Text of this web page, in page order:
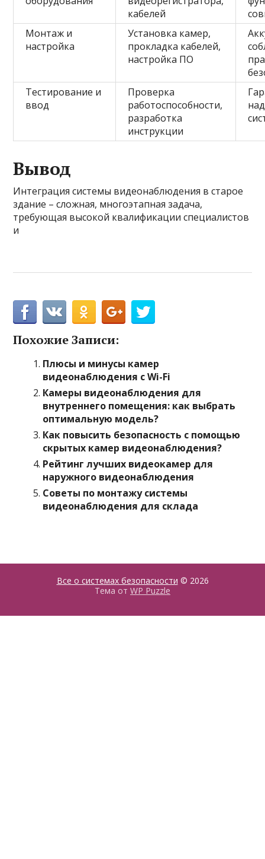
кабелей
Монтаж и
настройка
Установка камер,
прокладка кабелей,
настройка ПО
Тестирование и
ввод
Проверка
работоспособности,
разработка
инструкции
Вывод
Интеграция системы видеонаблюдения в старое
здание – сложная, многоэтапная задача,
требующая высокой квалификации специалистов
и
Похожие Записи:
Плюсы и минусы камер
видеонаблюдения с Wi-Fi
Камеры видеонаблюдения для
внутреннего помещения: как выбрать
оптимальную модель?
Как повысить безопасность с помощью
скрытых камер видеонаблюдения?
Рейтинг лучших видеокамер для
наружного видеонаблюдения
Советы по монтажу системы
видеонаблюдения для склада
Все о системах безопасности © 2026
Тема от WP Puzzle